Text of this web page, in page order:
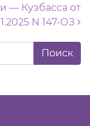
— Кузбасса от
N 147-ОЗ